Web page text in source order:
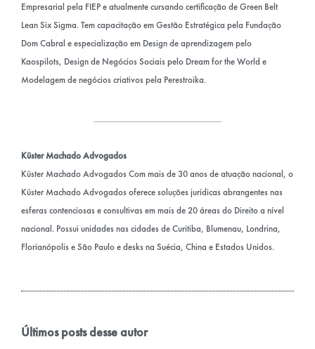
Empresarial pela FIEP e atualmente cursando certificação de Green Belt
Lean Six Sigma. Tem capacitação em Gestão Estratégica pela Fundação
Dom Cabral e especialização em Design de aprendizagem pelo
Kaospilots, Design de Negócios Sociais pelo Dream for the World e
Modelagem de negócios criativos pela Perestroika.
Küster Machado Advogados
Küster Machado Advogados Com mais de 30 anos de atuação nacional, o
Küster Machado Advogados oferece soluções jurídicas abrangentes nas
esferas contenciosas e consultivas em mais de 20 áreas do Direito a nível
nacional. Possui unidades nas cidades de Curitiba, Blumenau, Londrina,
Florianópolis e São Paulo e desks na Suécia, China e Estados Unidos.
Últimos posts desse autor